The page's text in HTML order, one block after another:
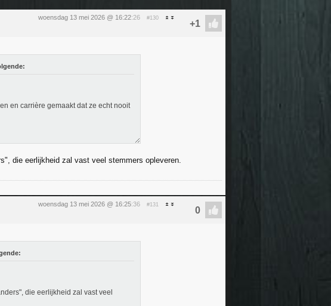
woensdag 13 mei 2026 @ 16:22:26 #130
en carrière gemaakt dat ze echt nooit
die eerlijkheid zal vast veel stemmers opleveren.
woensdag 13 mei 2026 @ 16:25:36 #131
die eerlijkheid zal vast veel